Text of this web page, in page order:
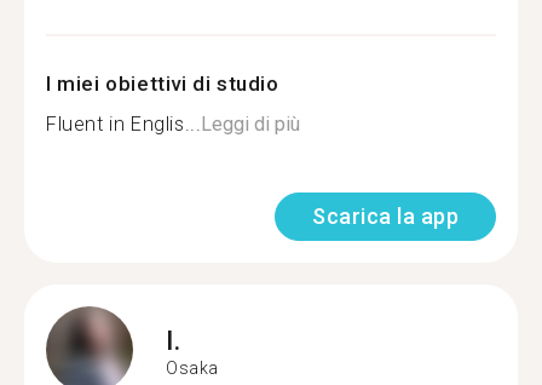
I miei obiettivi di studio
Fluent in Englis... Leggi di più
Scarica la app
I.
Osaka